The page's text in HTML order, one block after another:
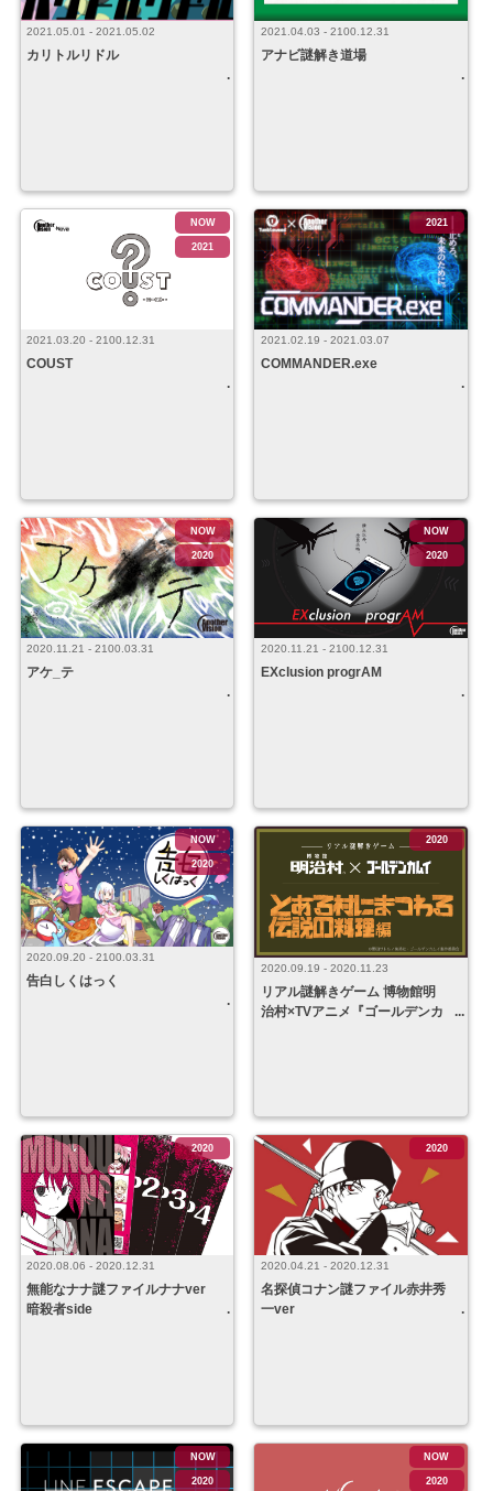
2021.05.01 - 2021.05.02
カリトルリドル
2021.04.03 - 2100.12.31
アナビ謎解き道場
2021.03.20 - 2100.12.31
COUST
NOW
2021
2021.02.19 - 2021.03.07
COMMANDER.exe
2021
2020.11.21 - 2100.03.31
アケ_テ
NOW
2020
2020.11.21 - 2100.12.31
EXclusion progrAM
NOW
2020
2020.09.20 - 2100.03.31
告白しくはっく
NOW
2020
2020.09.19 - 2020.11.23
リアル謎解きゲーム 博物館明
治村×TVアニメ『ゴールデンカ
2020
2020.08.06 - 2020.12.31
無能なナナ謎ファイルナナver
暗殺者side
2020
2020.04.21 - 2020.12.31
名探偵コナン謎ファイル赤井秀
一ver
2020
NOW
2020
NOW
2020